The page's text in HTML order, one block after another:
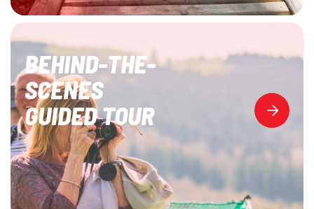
BEHIND-THE-
SCENES
GUIDED TOUR